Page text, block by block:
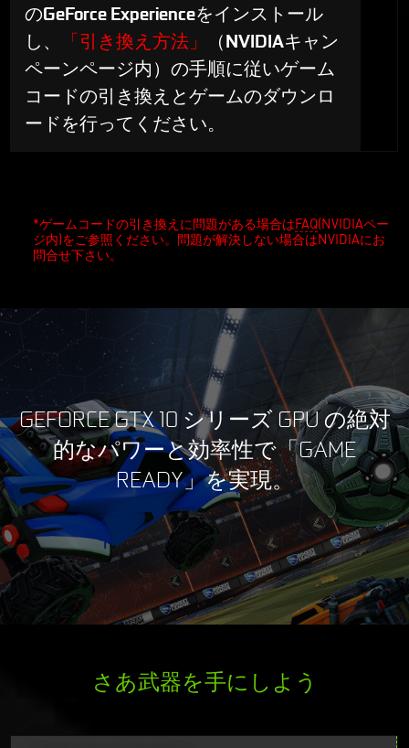
のGeForce Experienceをインストール
し、
「引き換え方法」
（NVIDIAキャン
ペーンページ内）の手順に従いゲーム
コードの引き換えとゲームのダウンロ
ードを行ってください。
*ゲームコードの引き換えに問題がある場合はFAQ(NVIDIAペー
ジ内)をご参照ください。問題が解決しない場合はNVIDIAにお
問合せ下さい。
GEFORCE GTX 10 シリーズ GPU の絶対
的なパワーと効率性で「GAME
READY」を実現。
さあ武器を手にしよう